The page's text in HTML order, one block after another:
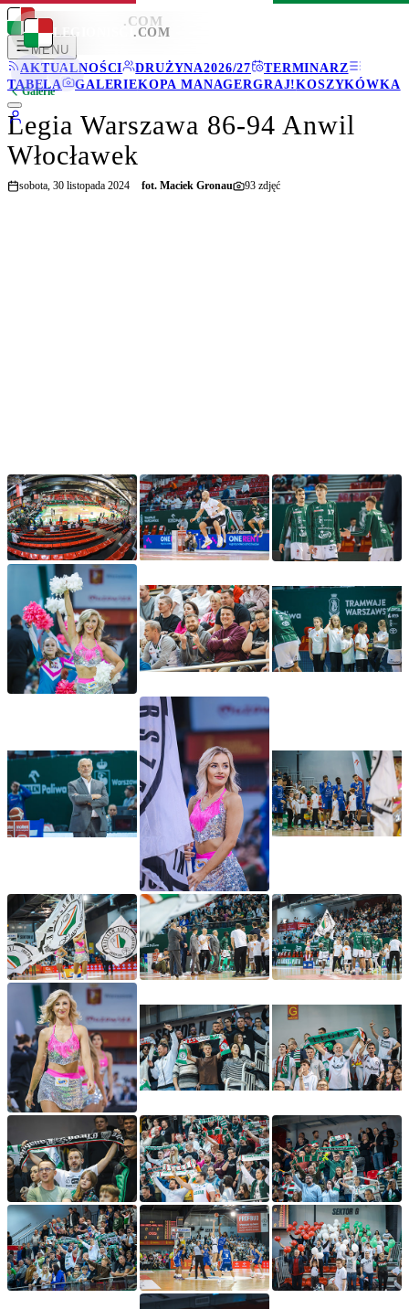
LEGIONISCI .COM
MENU
AKTUALNOŚCI
DRUŻYNA2026/27
TERMINARZ
TABELA
GALERIEKOPA MANAGERGRAJ!KOSZYKÓWKA
LEGIONISCI .COM
Galerie
Legia Warszawa 86-94 Anwil
Włocławek
sobota, 30 listopada 2024 fot. Maciek Gronau 93 zdjęć